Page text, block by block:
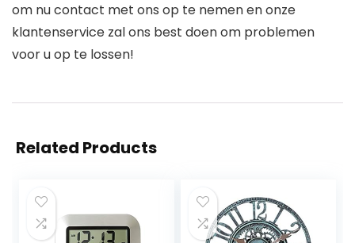
om nu contact met ons op te nemen en onze
klantenservice zal ons best doen om problemen
voor u op te lossen!
Related Products